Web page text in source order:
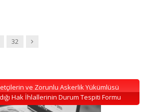
32 Next
ve Zorunlu Askerlik Yükümlüsü
Hak İhlallerinin Durum Tespiti Formu